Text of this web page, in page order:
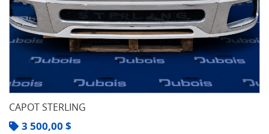
CAPOT STERLING
3 500,00 $